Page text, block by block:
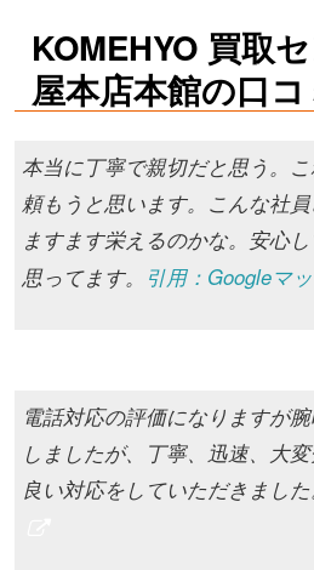
KOMEHYO 買取
屋本店本館の口
本当に丁寧で親切だと思う。
頼もうと思います。こんな社
ますます栄えるのかな。安心
思ってます。 引用：Googleマ
電話対応の評価になりますが
しましたが、丁寧、迅速、大
良い対応をしていただきました